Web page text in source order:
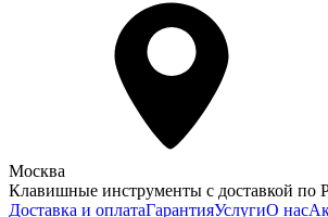
Москва
Клавишные инструменты с доставкой
Доставка и оплатаГарантияУслугиО нас